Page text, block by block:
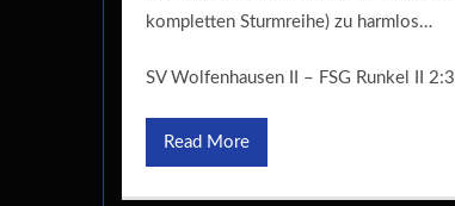
kompletten Sturmreihe) zu harmlos…
SV Wolfenhausen II – FSG Runkel II 2:3
Read More